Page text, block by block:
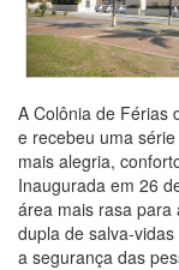
A Colônia de Férias
e recebeu uma
mais alegria,
Inaugurada em 26
área mais rasa para
dupla de salva-
a segurança das